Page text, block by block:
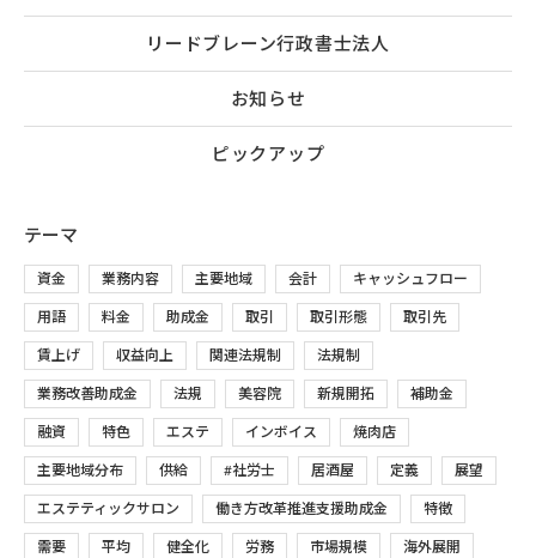
リードブレーン行政書士法人
お知らせ
ピックアップ
テーマ
資金 業務内容 主要地域 会計 キャッシュフロー
用語 料金 助成金 取引 取引形態 取引先
賃上げ 収益向上 関連法規制 法規制
業務改善助成金 法規 美容院 新規開拓 補助金
融資 特色 エステ インボイス 焼肉店
主要地域分布 供給 #社労士 居酒屋 定義 展望
エステティックサロン 働き方改革推進支援助成金 特徴
需要 平均 健全化 労務 市場規模 海外展開